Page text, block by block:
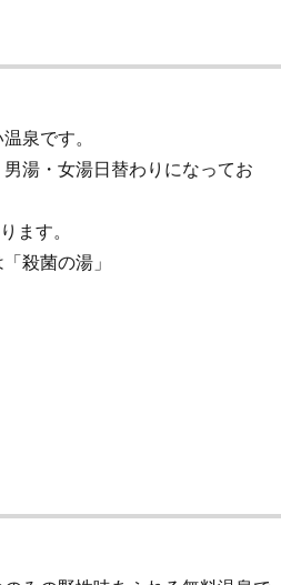
泉です。
湯・女湯日替わりになってお
ます。
殺菌の湯」